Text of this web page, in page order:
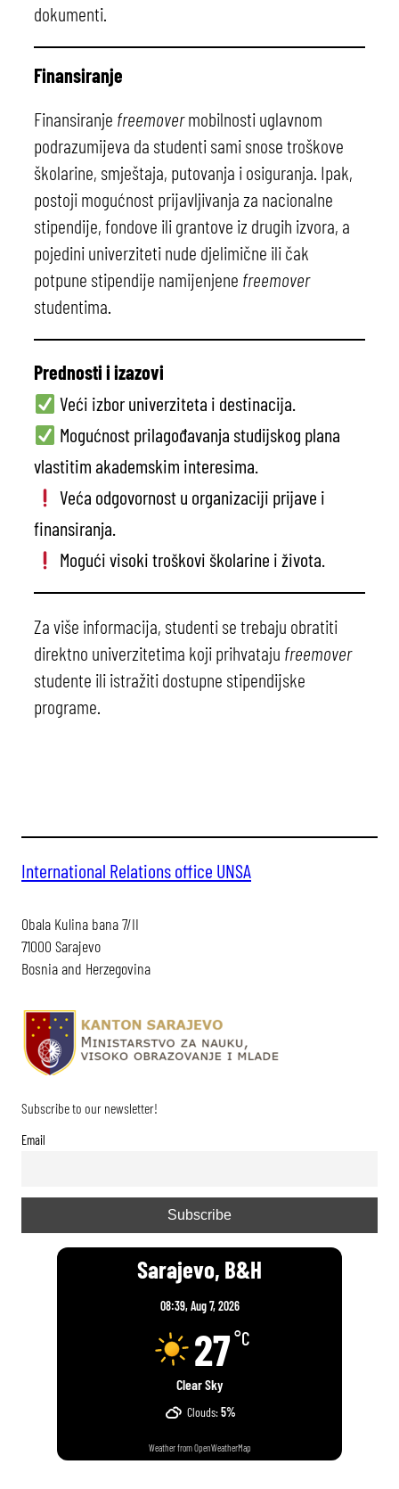
dokumenti.
Finansiranje
Finansiranje freemovermobilnosti uglavnom
podrazumijeva da studenti sami snose troškove
školarine, smještaja, putovanja i osiguranja. Ipak,
postoji mogućnost prijavljivanja za nacionalne
stipendije, fondove ili grantove iz drugih izvora, a
pojedini univerziteti nude djelimične ili čak
potpune stipendije namijenjene freemover
studentima.
Prednosti i izazovi
Veći izbor univerziteta i destinacija.
Mogućnost prilagođavanja studijskog plana
vlastitim akademskim interesima.
Veća odgovornost u organizaciji prijave i
finansiranja.
Mogući visoki troškovi školarine i života.
Za više informacija, studenti se trebaju obratiti
direktno univerzitetima koji prihvataju freemover
studente ili istražiti dostupne stipendijske
programe.
International Relations office UNSA
Obala Kulina bana 7/II
71000 Sarajevo
Bosnia and Herzegovina
Subscribe to our newsletter!
Email
Sarajevo, B&H
08:39,Aug 7, 2026
27 °C
Clear Sky
Clouds:5%
Weather from OpenWeatherMap